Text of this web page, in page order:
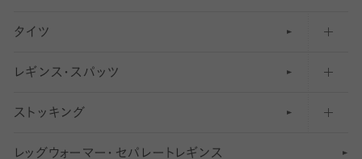
無地・プレーンソックス・靴下
柄ソックス・靴下
スニーカー（くるぶし）用ソックス
アンクル・ショートソックス（くるぶし上）
フットカバー・カバーソックス（ふつう）
フットカバー・カバーソックス（浅め）
タイツ
30デニール以下のタイツ（薄手タイツ）
31〜40デニールタイツ
41〜60デニールタイツ
レギンス・スパッツ
柄レギンス
無地レギンス
ストッキング
伝線しにくいストッキング
レッ グ ウォー マー ・ セパレー ト レ ギンス